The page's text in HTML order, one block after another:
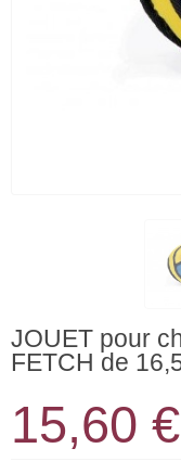
JOUET pour
FETCH de
15,60 €